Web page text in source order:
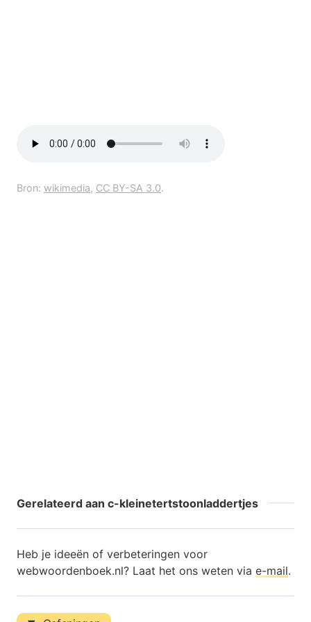
Bron: wikimedia, CC BY-SA 3.0.
Gerelateerd aan c-kleinetertstoonladdertjes
Heb je ideeën of verbeteringen voor
webwoordenboek.nl? Laat het ons weten via e-mail.